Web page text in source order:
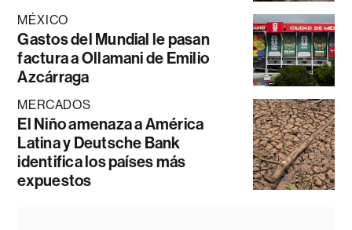
MÉXICO
Gastos del Mundial le pasan
factura a Ollamani de Emilio
Azcárraga
MERCADOS
El Niño amenaza a América
Latina y Deutsche Bank
identifica los países más
expuestos